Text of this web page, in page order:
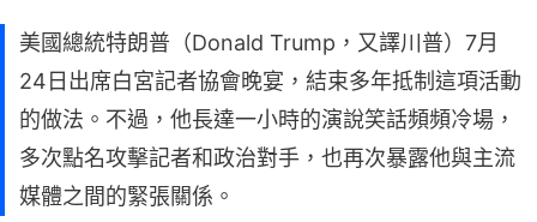
美國總統特朗普（Donald Trump，又譯川普）7月
24日出席白宮記者協會晚宴，結束多年抵制這項活動
的做法。不過，他長達一小時的演說笑話頻頻冷場，
多次點名攻擊記者和政治對手，也再次暴露他與主流
媒體之間的緊張關係。